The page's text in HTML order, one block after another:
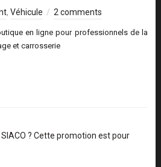
, Véhicule 2 comments
en ligne pour professionnels de la
et carrosserie